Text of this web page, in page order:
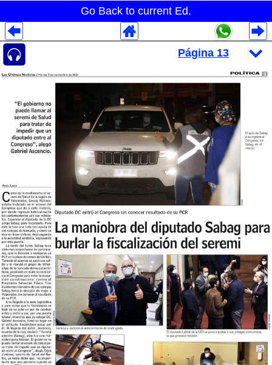
Go Back to current Ed.
Despliegues Analytics
Despliegues Totales
Despliegues por Rubros